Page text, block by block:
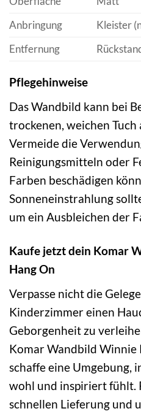
Anbringung
Kleister
Entfernung
Pflegehinweise
Das Wandbild kann bei
trockenen, weichen
Vermeide die
Reinigungsmitteln oder
Farben beschädigen
Sonneneinstrahlung
um ein Ausbleichen der
Kaufe jetzt dein Komar
Hang On
Verpasse nicht die
Kinderzimmer einen
Geborgenheit zu
Komar Wandbild Winnie
schaffe eine Umgebung,
wohl und inspiriert fühlt.
schnellen Lieferung und